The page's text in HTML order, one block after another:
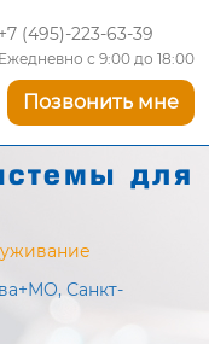
+7 (495)-223-63-39
Ежедневно с 9:00 до 18:00
Позвонить мне
для
Санкт-